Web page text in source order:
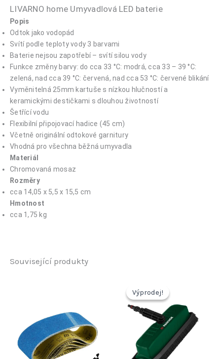
LIVARNO home Umyvadlová LED baterie
Popis
Odtok jako vodopád
Svítí podle teploty vody 3 barvami
Baterie nejsou zapotřebí – svítí silou vody
Funkce změny barvy: do cca 33 °C: modrá, cca 33 – 39 °C:
zelená, nad cca 39 °C: červená, nad cca 53 °C: červené blikání
Vyměnitelná 25mm kartuše s nízkou hlučností a
keramickými destičkami s dlouhou životností
Šetřící vodu
Flexibilní připojovací hadice (45 cm)
Včetně originální odtokové garnitury
Vhodná pro všechna běžná umyvadla
Materiál
Chromovaná mosaz
Rozměry
cca 14,05 x 5,5 x 15,5 cm
Hmotnost
cca 1,75 kg
Související produkty
Výprodej!
Výprodej!